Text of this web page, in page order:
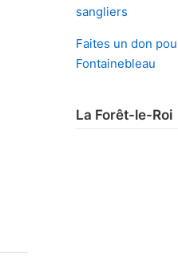
sangliers
Faites un don
Fontainebleau
La Forêt-le-Roi